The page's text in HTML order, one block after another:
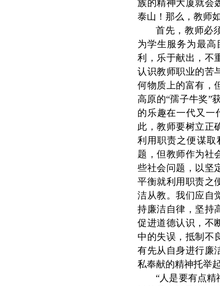
族的精神大厦就会
泰山！那么，教师
首先，教师必
为学生服务为最
利，乐于献出，不
认识教师职业的苦
何物质上的富有，
高原的“孺子牛奖”
的乐趣在一代又一
此，教师要树立正
利用职责之便谋取
题，但教师作为社
些社会问题，以坚
平衡就利用职责之
洁从教。我们应自
持廉洁自律，坚持
促进道德认识，不
中的失误，抵制不
有先从自身进行廉
私奉献的精神托举
“人是要有点